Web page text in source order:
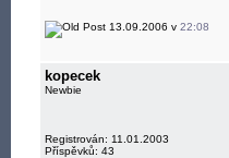
13.09.2006 v 22:08
kopecek
Newbie
Registrován: 11.01.2003
Příspěvků: 43